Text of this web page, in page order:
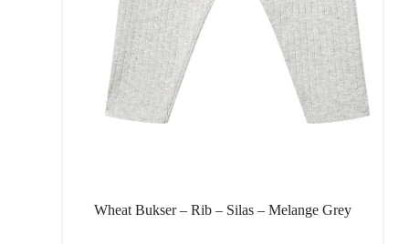
Wheat Bukser – Rib – Silas – Melange Grey